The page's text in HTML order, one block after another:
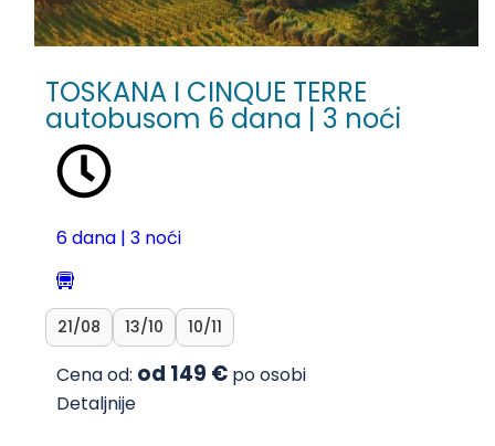
TOSKANA I CINQUE TERRE
autobusom 6 dana | 3 noći
6 dana | 3 noći
21/08 13/10 10/11
Cena od: od 149 € po osobi
Detaljnije